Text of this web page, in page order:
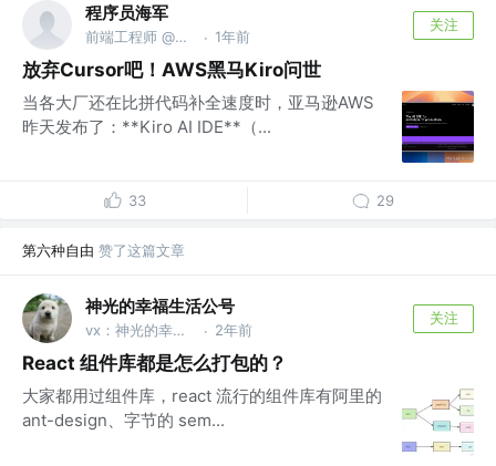
程序员海军
前端工程师 @公众号： 前端自学社区 · 1年前
关注
放弃Cursor吧！AWS黑马Kiro问世
当各大厂还在比拼代码补全速度时，亚马逊AWS
昨天发布了：**Kiro AI IDE**（...
33 29
第六种自由 赞了这篇文章
神光的幸福生活公号
vx：神光的幸福生活 · 2年前
关注
React 组件库都是怎么打包的？
大家都用过组件库，react 流行的组件库有阿里的
ant-design、字节的 sem...